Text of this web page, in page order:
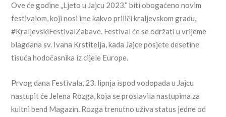
Ove će godine „Ljeto u Jajcu 2023.“ biti obogaćeno novim
festivalom, koji nosi ime kakvo priliči kraljevskom gradu,
#KraljevskiFestivalZabave. Festival će se održati u vrijeme
blagdana sv. Ivana Krstitelja, kada Jajce posjete desetine
tisuća hodočasnika iz cijele Europe.
Prvog dana Festivala, 23. lipnja ispod vodopada u Jajcu
nastupit će Jelena Rozga, koja se proslavila nastupima za
kultni bend Magazin. Rozga trenutno uživa status jedne od